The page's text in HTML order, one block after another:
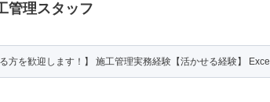
管理スタッフ
方を歓迎します！】 施工管理実務経験【活かせる経験】 Excel